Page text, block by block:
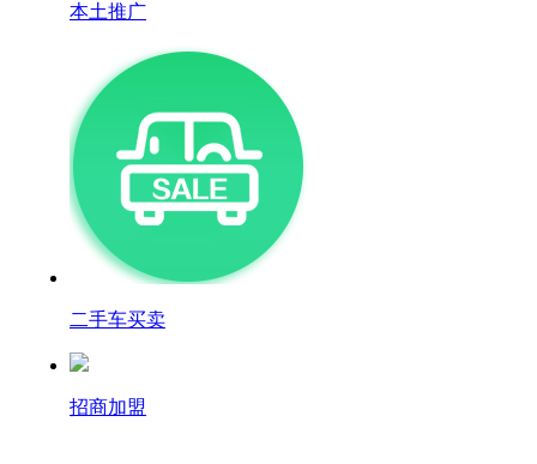
本土推广
二手车买卖
招商加盟